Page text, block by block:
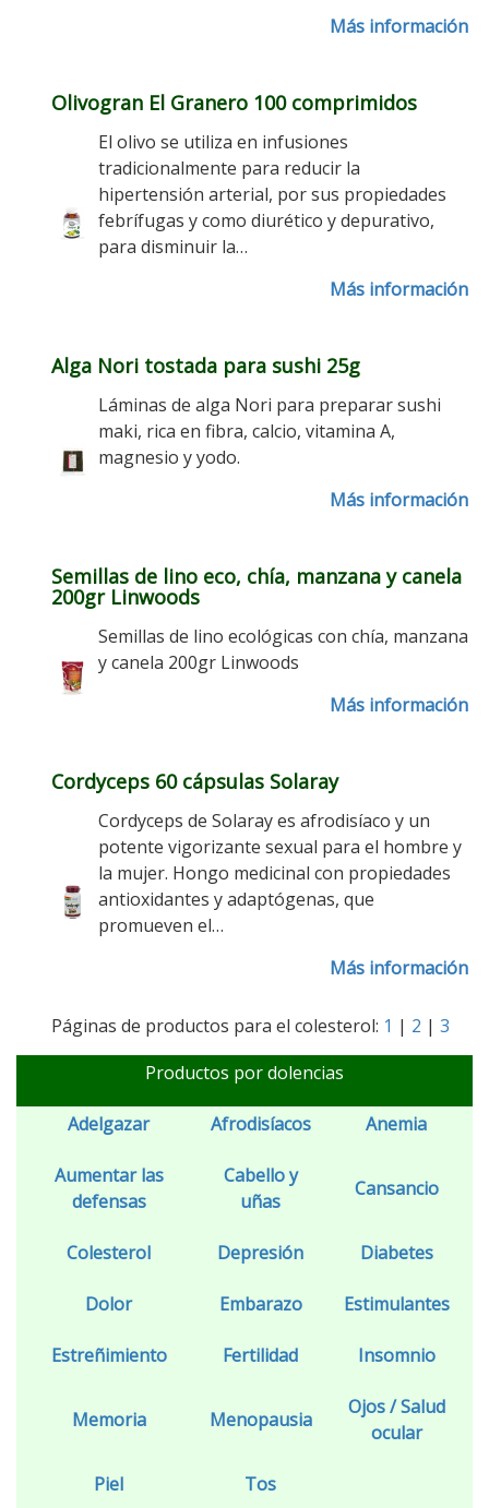
Más información
Olivogran El Granero 100 comprimidos
El olivo se utiliza en infusiones
tradicionalmente para reducir la
hipertensión arterial, por sus propiedades
febrífugas y como diurético y depurativo,
para disminuir la…
Más información
Alga Nori tostada para sushi 25g
Láminas de alga Nori para preparar sushi
maki, rica en fibra, calcio, vitamina A,
magnesio y yodo.
Más información
Semillas de lino eco, chía, manzana y canela
200gr Linwoods
Semillas de lino ecológicas con chía, manzana
y canela 200gr Linwoods
Más información
Cordyceps 60 cápsulas Solaray
Cordyceps de Solaray es afrodisíaco y un
potente vigorizante sexual para el hombre y
la mujer. Hongo medicinal con propiedades
antioxidantes y adaptógenas, que
promueven el…
Más información
Páginas de productos para el colesterol: 1 | 2 | 3
Productos por dolencias
Adelgazar Afrodisíacos Anemia
Aumentar las
defensas
Cabello y
uñas
Cansancio
Colesterol Depresión Diabetes
Dolor Embarazo Estimulantes
Estreñimiento Fertilidad Insomnio
Memoria Menopausia
Ojos / Salud
ocular
Piel Tos